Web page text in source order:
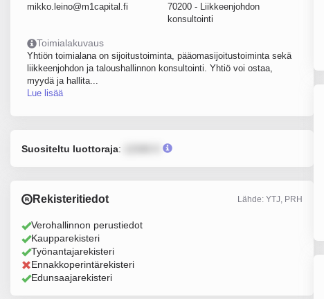
mikko.leino@m1capital.fi
70200 - Liikkeenjohdon
konsultointi
Toimialakuvaus
Yhtiön toimialana on sijoitustoiminta, pääomasijoitustoiminta sekä
liikkeenjohdon ja taloushallinnon konsultointi. Yhtiö voi ostaa,
myydä ja hallita...
Lue lisää
Suositeltu luottoraja:
Rekisteritiedot Lähde: YTJ, PRH
Verohallinnon perustiedot
Kaupparekisteri
Työnantajarekisteri
Ennakkoperintärekisteri
Edunsaajarekisteri